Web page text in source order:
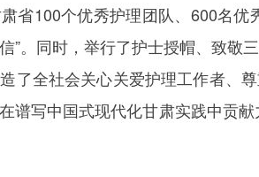
省100个优秀护理团队、600名优
”。同时，举行了护士授帽、致敬
了全社会关心关爱护理工作者、
谱写中国式现代化甘肃实践中贡